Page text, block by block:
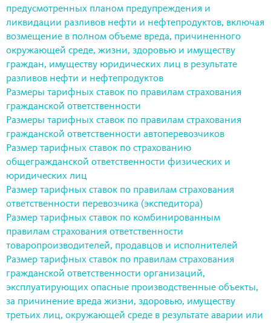
предусмотренных планом предупреждения и
ликвидации разливов нефти и нефтепродуктов, включая
возмещение в полном объеме вреда, причиненного
окружающей среде, жизни, здоровью и имуществу
граждан, имуществу юридических лиц в результате
разливов нефти и нефтепродуктов
Размеры тарифных ставок по правилам страхования
гражданской ответственности
Размеры тарифных ставок по правилам страхования
гражданской ответственности автоперевозчиков
Размер тарифных ставок по страхованию
общегражданской ответственности физических и
юридических лиц
Размер тарифных ставок по правилам страхования
ответственности перевозчика (экспедитора)
Размер тарифных ставок по комбинированным
правилам страхования ответственности
товаропроизводителей, продавцов и исполнителей
Размер тарифных ставок по правилам страхования
гражданской ответственности организаций,
эксплуатирующих опасные производственные объекты,
за причинение вреда жизни, здоровью, имуществу
третьих лиц, окружающей среде в результате аварии или